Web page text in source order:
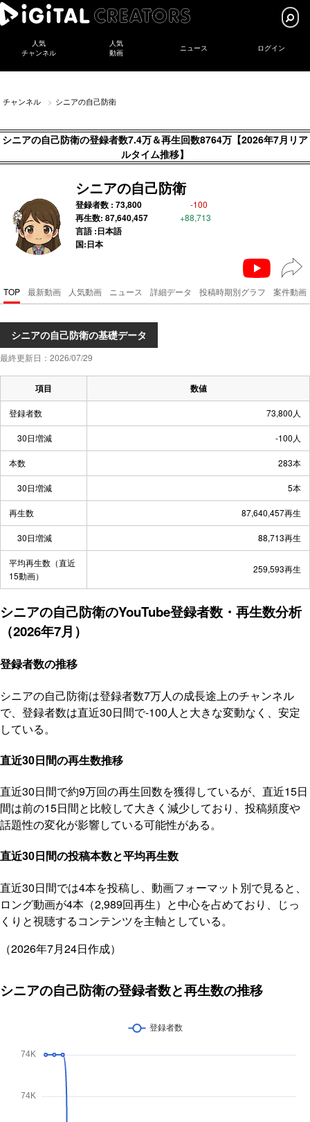
人気
チャンネル
人気
動画
ニュース ログイン
チャンネル シニアの自己防衛
シニアの自己防衛の登録者数7.4万＆再生回数8764万【2026年7月リア
ルタイム推移】
シニアの自己防衛
登録者数 : 73,800 -100
再生数: 87,640,457 +88,713
言語 :日本語
国:日本
TOP 最新動画 人気動画 ニュース 詳細データ 投稿時期別グラフ 案件動画
シニアの自己防衛の基礎データ
最終更新日：2026/07/29
項目 数値
登録者数 73,800人
30日増減 -100人
本数 283本
30日増減 5本
再生数 87,640,457再生
30日増減 88,713再生
平均再生数（直近
15動画）
259,593再生
シニアの自己防衛のYouTube登録者数・再生数分析
（2026年7月）
登録者数の推移
シニアの自己防衛は登録者数7万人の成長途上のチャンネル
で、登録者数は直近30日間で-100人と大きな変動なく、安定
している。
直近30日間の再生数推移
直近30日間で約9万回の再生回数を獲得しているが、直近15日
間は前の15日間と比較して大きく減少しており、投稿頻度や
話題性の変化が影響している可能性がある。
直近30日間の投稿本数と平均再生数
直近30日間では4本を投稿し、動画フォーマット別で見ると、
ロング動画が4本（2,989回再生）と中心を占めており、じっ
くりと視聴するコンテンツを主軸としている。
（2026年7月24日作成）
シニアの自己防衛の登録者数と再生数の推移